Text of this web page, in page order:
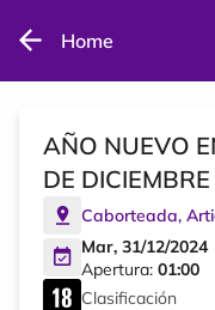
Home
AÑO NUEVO
DE
Caborteada,
Mar, 31/12/2024
Apertura: 01:00
Clasificación